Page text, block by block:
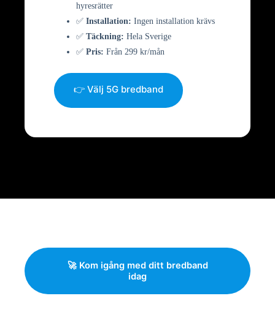
hyresrätter
✅ Installation: Ingen installation krävs
✅ Täckning: Hela Sverige
✅ Pris: Från 299 kr/mån
👉 Välj 5G bredband
🚀 Kom igång med ditt bredband
idag